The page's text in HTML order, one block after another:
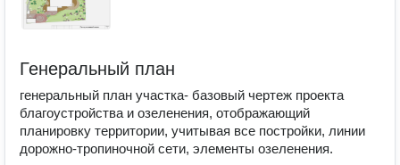
Генеральный план
генеральный план участка- базовый чертеж проекта
благоустройства и озеленения, отображающий
планировку территории, учитывая все постройки, линии
дорожно-тропиночной сети, элементы озеленения.